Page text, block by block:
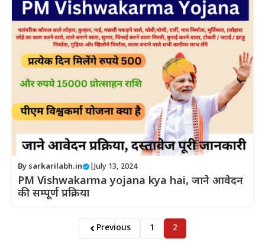
By sarkarilabh.in |July 13, 2024
PM Vishwakarma yojana kya hai, जाने आवेदन
की सम्पूर्ण प्रक्रिया
Previous 1 2